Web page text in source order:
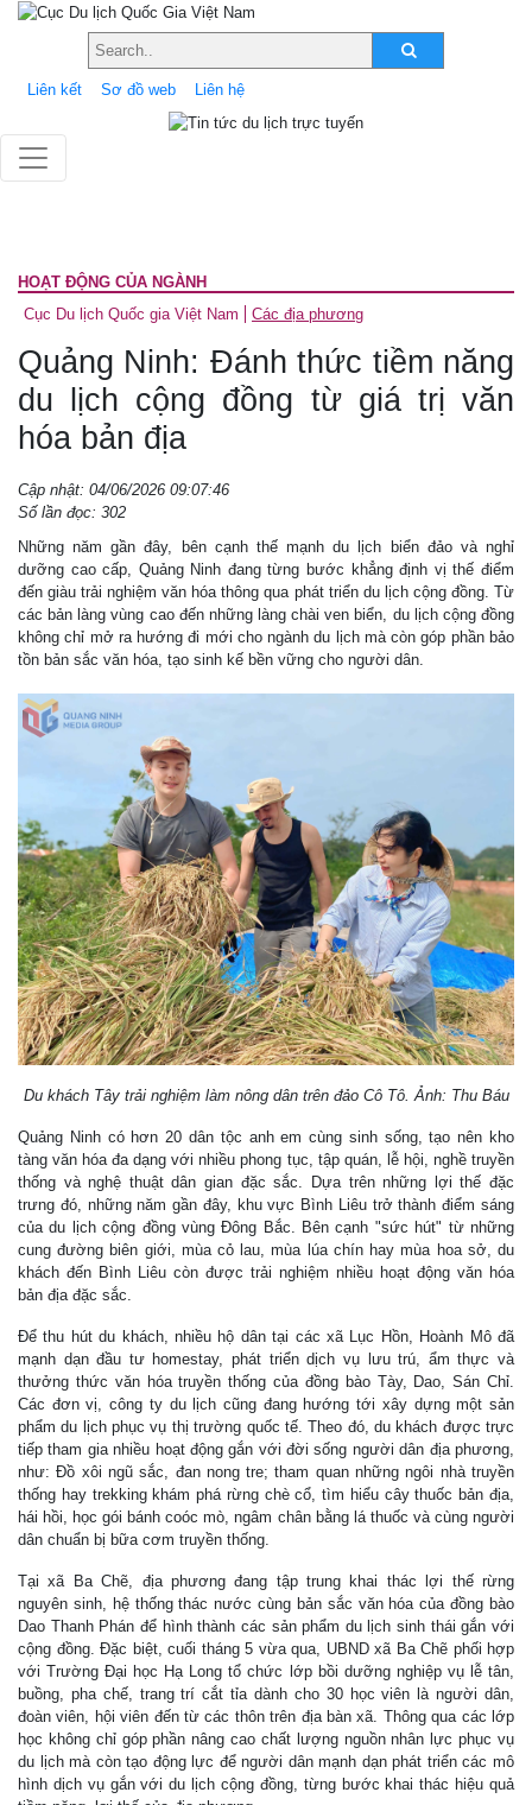
Liên kết Sơ đồ web Liên hệ
HOẠT ĐỘNG CỦA NGÀNH
Cục Du lịch Quốc gia Việt Nam
Các địa phương
Quảng Ninh: Đánh thức tiềm năng
du lịch cộng đồng từ giá trị văn
hóa bản địa
Cập nhật: 04/06/2026 09:07:46
Số lần đọc: 302
Những năm gần đây, bên cạnh thế mạnh du lịch biển đảo và nghỉ
dưỡng cao cấp, Quảng Ninh đang từng bước khẳng định vị thế điểm
đến giàu trải nghiệm văn hóa thông qua phát triển du lịch cộng đồng. Từ
các bản làng vùng cao đến những làng chài ven biển, du lịch cộng đồng
không chỉ mở ra hướng đi mới cho ngành du lịch mà còn góp phần bảo
tồn bản sắc văn hóa, tạo sinh kế bền vững cho người dân.
Du khách Tây trải nghiệm làm nông dân trên đảo Cô Tô. Ảnh: Thu Báu
Quảng Ninh có hơn 20 dân tộc anh em cùng sinh sống, tạo nên kho
tàng văn hóa đa dạng với nhiều phong tục, tập quán, lễ hội, nghề truyền
thống và nghệ thuật dân gian đặc sắc. Dựa trên những lợi thế đặc
trưng đó, những năm gần đây, khu vực Bình Liêu trở thành điểm sáng
của du lịch cộng đồng vùng Đông Bắc. Bên cạnh "sức hút" từ những
cung đường biên giới, mùa cỏ lau, mùa lúa chín hay mùa hoa sở, du
khách đến Bình Liêu còn được trải nghiệm nhiều hoạt động văn hóa
bản địa đặc sắc.
Để thu hút du khách, nhiều hộ dân tại các xã Lục Hồn, Hoành Mô đã
mạnh dạn đầu tư homestay, phát triển dịch vụ lưu trú, ẩm thực và
thưởng thức văn hóa truyền thống của đồng bào Tày, Dao, Sán Chỉ.
Các đơn vị, công ty du lịch cũng đang hướng tới xây dựng một sản
phẩm du lịch phục vụ thị trường quốc tế. Theo đó, du khách được trực
tiếp tham gia nhiều hoạt động gắn với đời sống người dân địa phương,
như: Đồ xôi ngũ sắc, đan nong tre; tham quan những ngôi nhà truyền
thống hay trekking khám phá rừng chè cổ, tìm hiểu cây thuốc bản địa,
hái hồi, học gói bánh coóc mò, ngâm chân bằng lá thuốc và cùng người
dân chuẩn bị bữa cơm truyền thống.
Tại xã Ba Chẽ, địa phương đang tập trung khai thác lợi thế rừng
nguyên sinh, hệ thống thác nước cùng bản sắc văn hóa của đồng bào
Dao Thanh Phán để hình thành các sản phẩm du lịch sinh thái gắn với
cộng đồng. Đặc biệt, cuối tháng 5 vừa qua, UBND xã Ba Chẽ phối hợp
với Trường Đại học Hạ Long tổ chức lớp bồi dưỡng nghiệp vụ lễ tân,
buồng, pha chế, trang trí cắt tỉa dành cho 30 học viên là người dân,
đoàn viên, hội viên đến từ các thôn trên địa bàn xã. Thông qua các lớp
học không chỉ góp phần nâng cao chất lượng nguồn nhân lực phục vụ
du lịch mà còn tạo động lực để người dân mạnh dạn phát triển các mô
hình dịch vụ gắn với du lịch cộng đồng, từng bước khai thác hiệu quả